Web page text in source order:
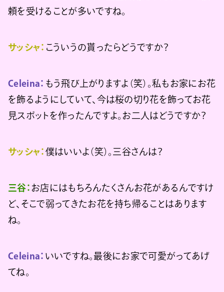
頼を受けることが多いですね。
サッシャ： こういうの貰ったらどうですか？
Celeina： もう飛び上がりますよ（笑）。私もお家にお花
を飾るようにしていて、今は桜の切り花を飾ってお花
見スポットを作ったんですよ。お二人はどうですか？
サッシャ： 僕はいいよ（笑）。三谷さんは？
三谷： お店にはもちろんたくさんお花があるんですけ
ど、そこで弱ってきたお花を持ち帰ることはあります
ね。
Celeina： いいですね。最後にお家で可愛がってあげ
てね。